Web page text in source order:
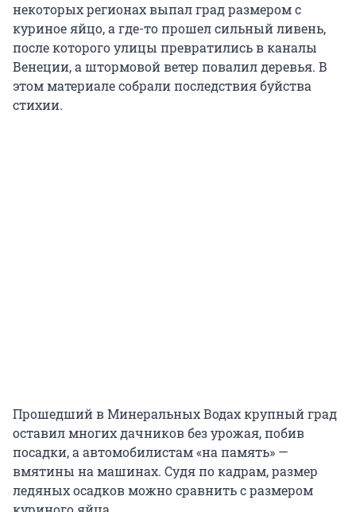
некоторых регионах выпал град размером с
куриное яйцо, а где-то прошел сильный ливень,
после которого улицы превратились в каналы
Венеции, а штормовой ветер повалил деревья. В
этом материале собрали последствия буйства
стихии.
Прошедший в Минеральных Водах крупный град
оставил многих дачников без урожая, побив
посадки, а автомобилистам «на память» —
вмятины на машинах. Судя по кадрам, размер
ледяных осадков можно сравнить с размером